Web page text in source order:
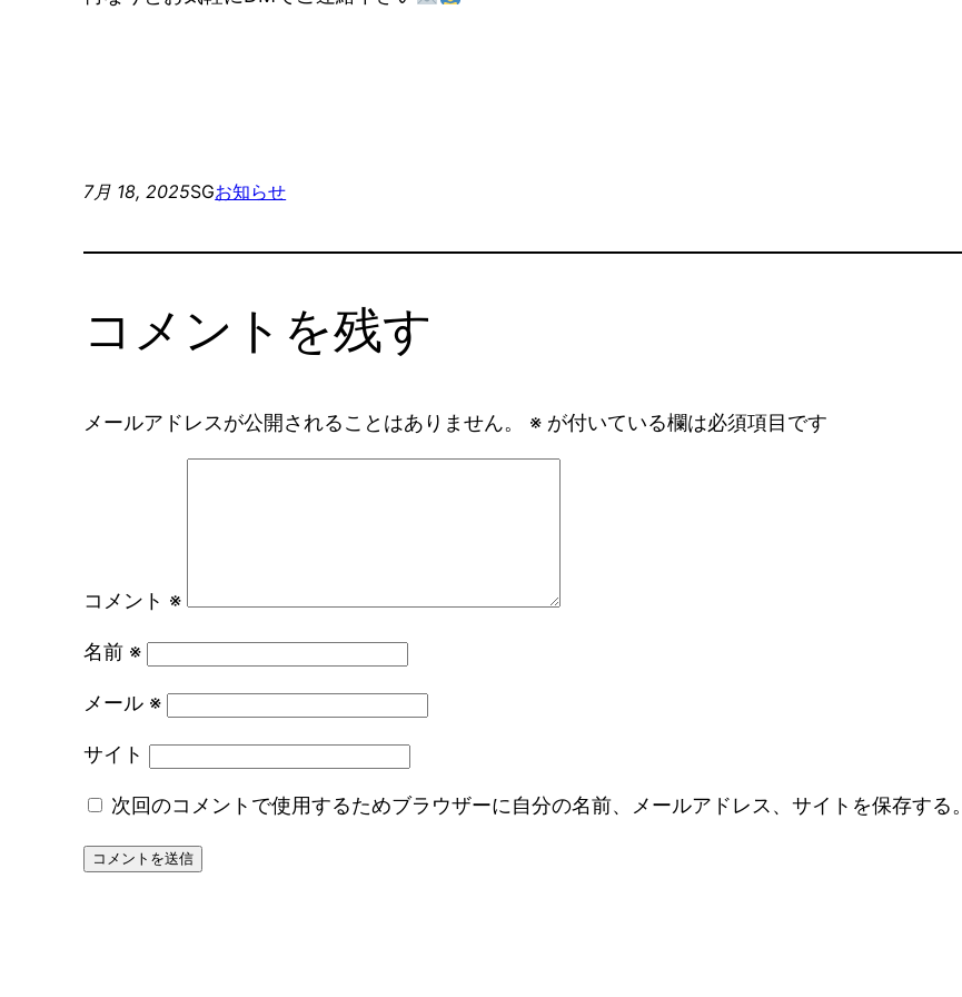
7月 18, 2025SGお知らせ
コメントを残す
メールアドレスが公開されることはありません。 ※ が付いている欄は必須項目です
コメント ※
名前 ※
メール ※
サイト
次回のコメントで使用するためブラウザーに自分の名前、メールアドレス、サイトを保存する。